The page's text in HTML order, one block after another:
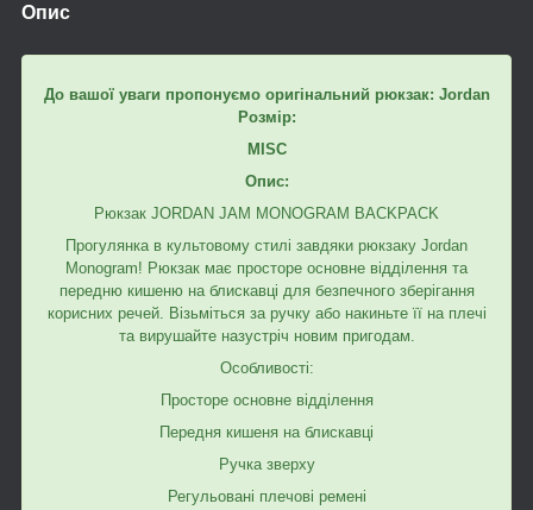
Опис
До вашої уваги пропонуємо оригінальний рюкзак: Jordan
Розмір:
MISC
Опис:
Рюкзак JORDAN JAM MONOGRAM BACKPACK
Прогулянка в культовому стилі завдяки рюкзаку Jordan
Monogram! Рюкзак має просторе основне відділення та
передню кишеню на блискавці для безпечного зберігання
корисних речей. Візьміться за ручку або накиньте її на плечі
та вирушайте назустріч новим пригодам.
Особливості:
Просторе основне відділення
Передня кишеня на блискавці
Ручка зверху
Регульовані плечові ремені